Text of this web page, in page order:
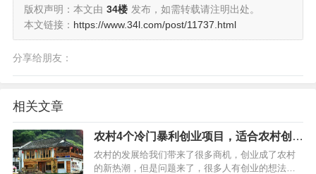
版权声明：本文由 34楼 发布，如需转载请注明出处。
本文链接： https://www.34l.com/post/11737.html
分享给朋友：
相关文章
农村4个冷门暴利创业项目，适合农村创业
的四个暴利项目分享
农村的发展给我们带来了很多商机，创业成了农村
的新热潮，但是问题来了，很多人有创业的想法，